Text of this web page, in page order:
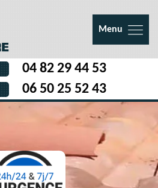
Menu
04 82 29 44 53
06 50 25 52 43